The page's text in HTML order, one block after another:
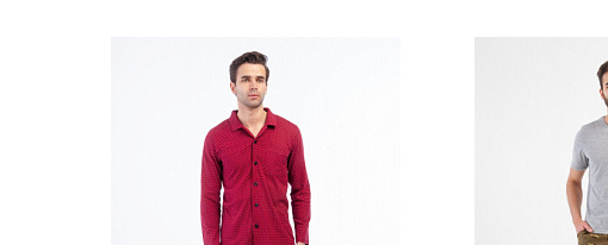
Количество: Количество: